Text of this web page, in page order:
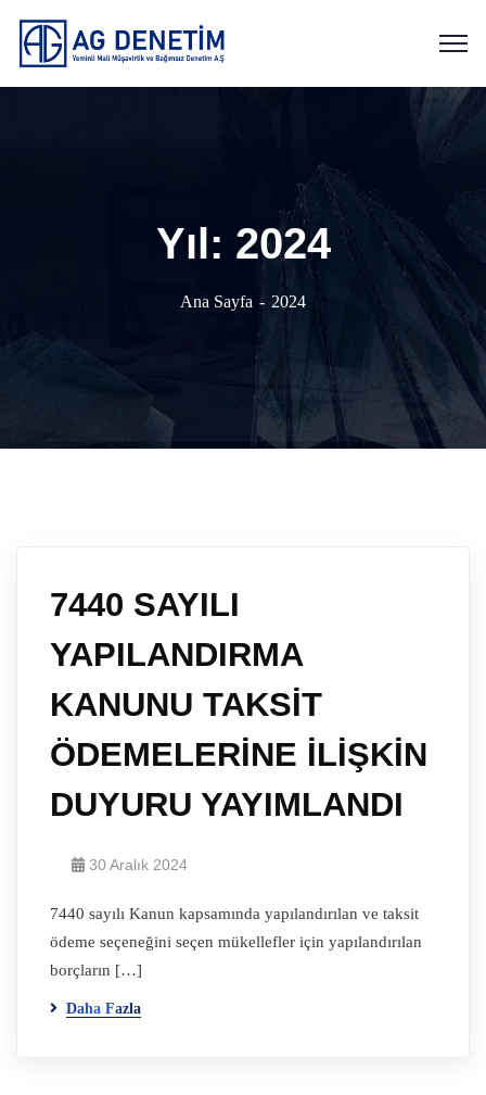
Yıl: 2024
Ana Sayfa 2024
7440 SAYILI
YAPILANDIRMA
KANUNU TAKSİT
ÖDEMELERİNE İLİŞKİN
DUYURU YAYIMLANDI
30 Aralık 2024
7440 sayılı Kanun kapsamında yapılandırılan ve taksit
ödeme seçeneğini seçen mükellefler için yapılandırılan
borçların […]
Daha Fazla